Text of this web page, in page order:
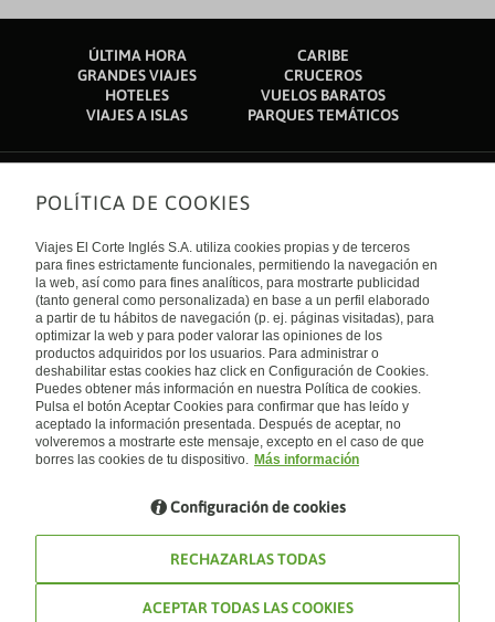
ÚLTIMA HORA
CARIBE
GRANDES VIAJES
CRUCEROS
HOTELES
VUELOS BARATOS
VIAJES A ISLAS
PARQUES TEMÁTICOS
Sobre nosotros
Quiénes somos
Financiación
Sostenibilidad
Turismo accesible
Tarjeta El Corte Inglés
Trabaja con nosotros
El Corte Inglés
Canal Ético
Enlaces de interés
Guías de viaje
Catálogos
Auto check-in
Condiciones Generales
Política de privacidad
Política de cookies
Accesibilidad
Empresas/ Grupos
Internacional
España
Visita nuestro blog
Blog de Viajes el Corte inglés
POLÍTICA DE COOKIES
Viajes El Corte Inglés S.A. utiliza cookies propias y de terceros
para fines estrictamente funcionales, permitiendo la navegación en
la web, así como para fines analíticos, para mostrarte publicidad
(tanto general como personalizada) en base a un perfil elaborado
a partir de tu hábitos de navegación (p. ej. páginas visitadas), para
optimizar la web y para poder valorar las opiniones de los
productos adquiridos por los usuarios. Para administrar o
deshabilitar estas cookies haz click en Configuración de Cookies.
Puedes obtener más información en nuestra Política de cookies.
Pulsa el botón Aceptar Cookies para confirmar que has leído y
aceptado la información presentada. Después de aceptar, no
volveremos a mostrarte este mensaje, excepto en el caso de que
borres las cookies de tu dispositivo. Más información
Configuración de cookies
RECHAZARLAS TODAS
ACEPTAR TODAS LAS COOKIES